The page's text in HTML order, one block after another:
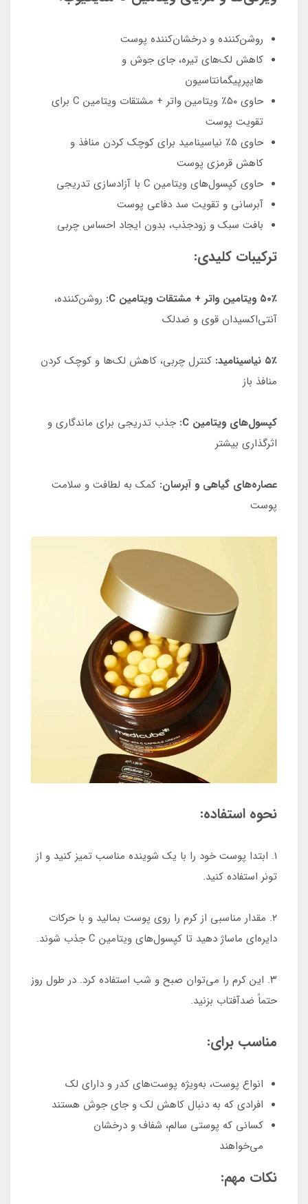
روشن‌کننده و درخشان‌کننده پوست
کاهش لک‌های تیره، جای جوش و
هایپرپیگمانتاسیون
حاوی ۵۰٪ ویتامین واتر + مشتقات ویتامین C برای
تقویت پوست
حاوی ۵٪ نیاسینامید برای کوچک کردن منافذ و
کاهش قرمزی پوست
حاوی کپسول‌های ویتامین C با آزادسازی تدریجی
آبرسانی و تقویت سد دفاعی پوست
بافت سبک و زودجذب، بدون ایجاد احساس چربی
ترکیبات کلیدی:
۵۰٪ ویتامین واتر + مشتقات ویتامین C:
روشن‌کننده،
آنتی‌اکسیدان قوی و ضدلک
۵٪ نیاسینامید:
کنترل چربی، کاهش لک‌ها و کوچک کردن
منافذ باز
کپسول‌های ویتامین C:
جذب تدریجی برای ماندگاری و
اثرگذاری بیشتر
عصاره‌های گیاهی و آبرسان: کمک به لطافت و سلامت
پوست
نحوه استفاده:
۱. ابتدا پوست خود را با یک شوینده مناسب تمیز کنید و از
تونر استفاده کنید.
۲. مقدار مناسبی از کرم را روی پوست بمالید و با حرکات
دایره‌ای ماساژ دهید تا کپسول‌های ویتامین C جذب شوند.
۳. این کرم را می‌توان صبح و شب استفاده کرد. در طول روز
حتماً ضدآفتاب بزنید.
مناسب برای:
انواع پوست، به‌ویژه پوست‌های کدر و دارای لک
افرادی که به دنبال کاهش لک و جای جوش هستند
کسانی که پوستی سالم، شفاف و درخشان
می‌خواهند
نکات مهم: